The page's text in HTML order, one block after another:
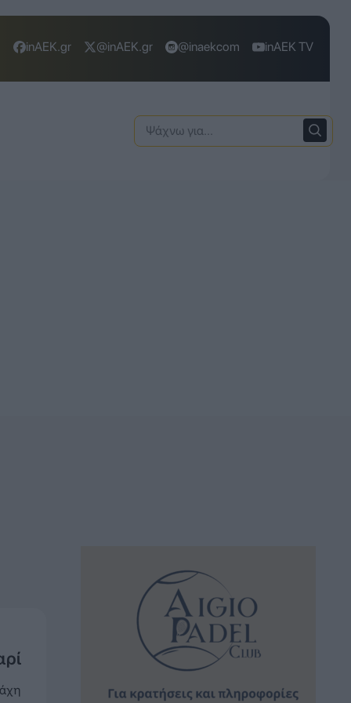
inAEK.gr @inAEK.gr @inaekcom inAEK TV